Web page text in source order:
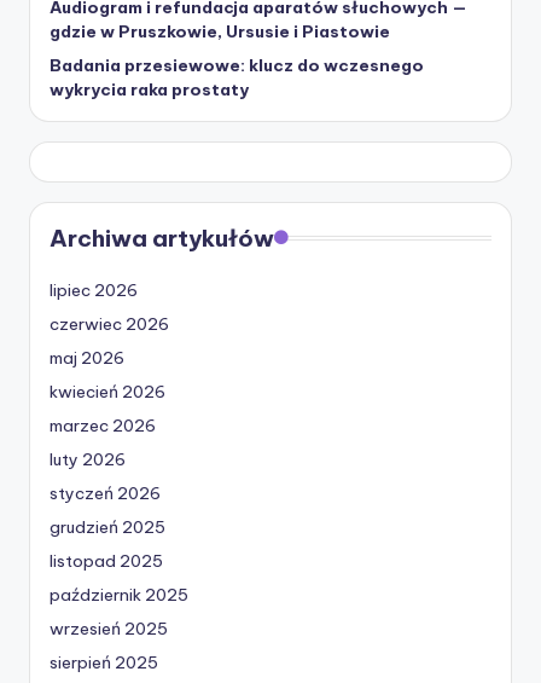
Audiogram i refundacja aparatów słuchowych —
gdzie w Pruszkowie, Ursusie i Piastowie
Badania przesiewowe: klucz do wczesnego
wykrycia raka prostaty
Archiwa artykułów
lipiec 2026
czerwiec 2026
maj 2026
kwiecień 2026
marzec 2026
luty 2026
styczeń 2026
grudzień 2025
listopad 2025
październik 2025
wrzesień 2025
sierpień 2025